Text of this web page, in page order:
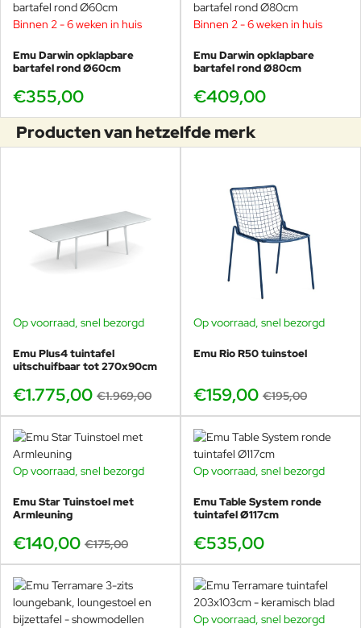
Minimalistisch en licht ontwerp met afgeronde lijnen
Weerbestendig en onderhoudsarm
Ideaal voor horeca, bars en particuliere buitenkeukens
Rustig design voor moderne
bars en terrassen
De Emu Round barkruk is ontworpen voor situaties
waarin uitstraling net zo belangrijk is als functionaliteit.
Het open stalen ontwerp oogt luchtig en elegant,
waardoor de barkruk nooit massief of dominant
moderne horecaconcepten, rooftop bars en strakke
buitenkeukens, maar ook voor particuliere tuinen waar
Comfortabel zonder kussens,
professioneel in gebruik
Dankzij de ergonomisch gevormde zitting en de lichte
ook wanneer gasten langer aan de bar blijven zitten. Dit
is een groot voordeel in de horeca, waar praktisch
gebruik en comfort hand in hand moeten gaan.
Binnen 2 - 6 weken in huis
Emu Darwin opklapbare
bartafel rond Ø60cm
€355,00
Binnen 2 - 6 weken in huis
Emu Darwin opklapbare
bartafel rond Ø80cm
€409,00
Producten van hetzelfde merk
-10%
Op voorraad, snel bezorgd
Emu Plus4 tuintafel
uitschuifbaar tot 270x90cm
€1.775,00 €1.969,00
-18%
Op voorraad, snel bezorgd
Emu Rio R50 tuinstoel
€159,00 €195,00
-20%
Op voorraad, snel bezorgd
Emu Star Tuinstoel met
Armleuning
€140,00 €175,00
Op voorraad, snel bezorgd
Emu Table System ronde
tuintafel Ø117cm
€535,00
Op voorraad, snel bezorgd